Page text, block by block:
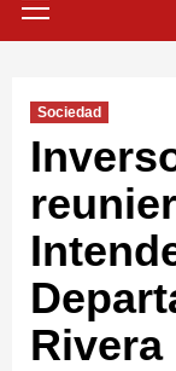
primario
Sociedad
Rivera